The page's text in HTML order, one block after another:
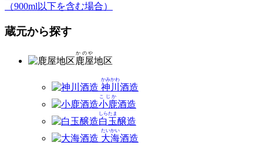
（900ml以下を含む場合）
蔵元から探す
鹿屋
かのや
地区
神川
かみかわ
酒造
小鹿
こじか
酒造
白玉
しらたま
醸造
大海
たいかい
酒造